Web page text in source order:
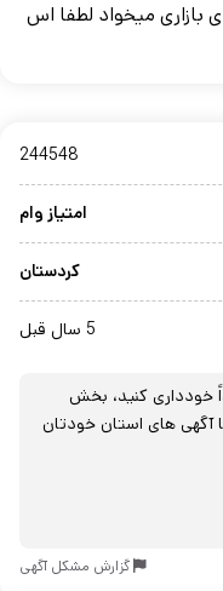
بازاری میخواد لطفا اس
244548
امتیاز وام
کردستان
5 سال قبل
خودداری کنید، بخش
آگهی های استان خودتان
گزارش مشکل آگهی